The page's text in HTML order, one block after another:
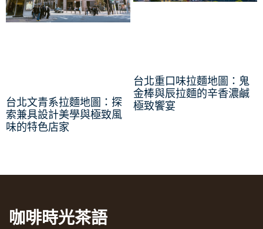
台北文青系拉麵地圖：探
索兼具設計美學與極致風
味的特色店家
台北重口味拉麵地圖：鬼
金棒與辰拉麵的辛香濃鹹
極致饗宴
咖啡時光茶語